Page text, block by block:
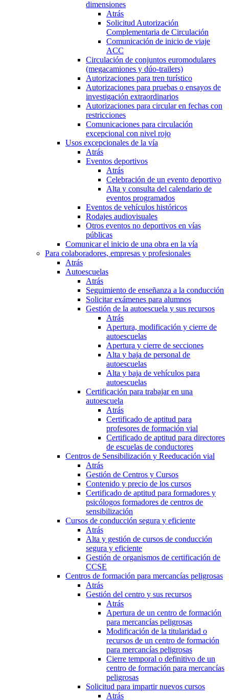
dimensiones
Atrás
Solicitud Autorización
Complementaria de Circulación
Comunicación de inicio de viaje
ACC
Circulación de conjuntos euromodulares
(megacamiones y dúo-trailers)
Autorizaciones para tren turístico
Autorizaciones para pruebas o ensayos de
investigación extraordinarios
Autorizaciones para circular en fechas con
restricciones
Comunicaciones para circulación
excepcional con nivel rojo
Usos excepcionales de la vía
Atrás
Eventos deportivos
Atrás
Celebración de un evento deportivo
Alta y consulta del calendario de
eventos programados
Eventos de vehículos históricos
Rodajes audiovisuales
Otros eventos no deportivos en vías
públicas
Comunicar el inicio de una obra en la vía
Para colaboradores, empresas y profesionales
Atrás
Autoescuelas
Atrás
Seguimiento de enseñanza a la conducción
Solicitar exámenes para alumnos
Gestión de la autoescuela y sus recursos
Atrás
Apertura, modificación y cierre de
autoescuelas
Apertura y cierre de secciones
Alta y baja de personal de
autoescuelas
Alta y baja de vehículos para
autoescuelas
Certificación para trabajar en una
autoescuela
Atrás
Certificado de aptitud para
profesores de formación vial
Certificado de aptitud para directores
de escuelas de conductores
Centros de Sensibilización y Reeducación vial
Atrás
Gestión de Centros y Cursos
Contenido y precio de los cursos
Certificado de aptitud para formadores y
psicólogos formadores de centros de
sensibilización
Cursos de conducción segura y eficiente
Atrás
Alta y gestión de cursos de conducción
segura y eficiente
Gestión de organismos de certificación de
CCSE
Centros de formación para mercancías peligrosas
Atrás
Gestión del centro y sus recursos
Atrás
Apertura de un centro de formación
para mercancías peligrosas
Modificación de la titularidad o
recursos de un centro de formación
para mercancías peligrosas
Cierre temporal o definitivo de un
centro de formación para mercancías
peligrosas
Solicitud para impartir nuevos cursos
Atrás